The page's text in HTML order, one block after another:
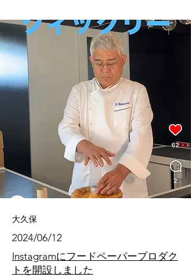
大久保
2024/06/12
Instagramにフードペーパープロダク
トを開設しました